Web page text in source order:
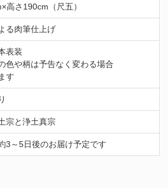
高さ190cm（尺五）
る肉筆仕上げ
表装
色や柄は予告なく変わる場合
す
宗と浄土真宗
3～5日後のお届け予定です